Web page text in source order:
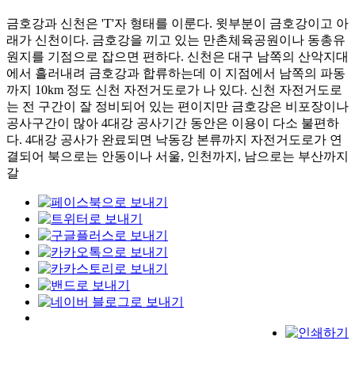
금호강과 신천은 'T'자 형태를 이룬다. 윗부분이 금호강이고 아
래가 신천이다. 금호강을 끼고 있는 만촌체육공원이나 동총유
원지를 기점으로 잡으면 편하다. 신천은 대구 남쪽의 산악지대
에서 흘러내려 금호강과 합류하는데 이 지점에서 남쪽의 파동
까지 10km 정도 신천 자전거도로가 나 있다. 신천 자전거도로
는 전 구간이 잘 정비되어 있는 편이지만 금호강은 비포장이나
공사구간이 많아 4대강 공사기간 동안은 이용이 다소 불편하
다. 4대강 공사가 완료되면 낙동강 본류까지 자전거도로가 연
결되어 북으로는 안동이나 서울, 인천까지, 남으로는 부산까지
갈